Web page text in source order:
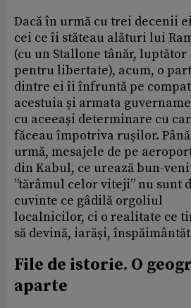
Dacă în urmă cu trei decenii
cei ce îi stăteau alături lui
(cu un Stallone tânăr, luptător
pentru libertate), acum, o
dintre ei îi înfruntă pe
acestuia și armata
cu aceeași determinare cu
făceau împotriva rușilor.
urmă, mesajele de pe
din Kabul, ce urează bun-
”tărâmul celor viteji” nu sunt
cuvinte ce gâdilă orgoliul
localnicilor, ci o realitate ce
să devină, iarăși,
File de istorie. O
aparte